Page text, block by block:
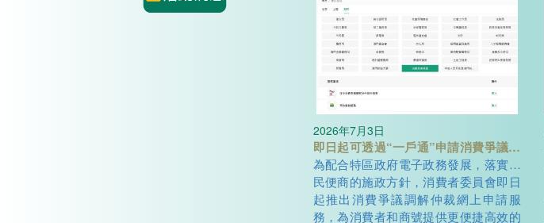
2026年7月3日
即日起可透過“一戶通”申請消費爭議調
解仲裁
為配合特區政府電子政務發展，落實便
民便商的施政方針，消費者委員會即日
起推出消費爭議調解仲裁網上申請服
務，為消費者和商號提供更便捷高效的